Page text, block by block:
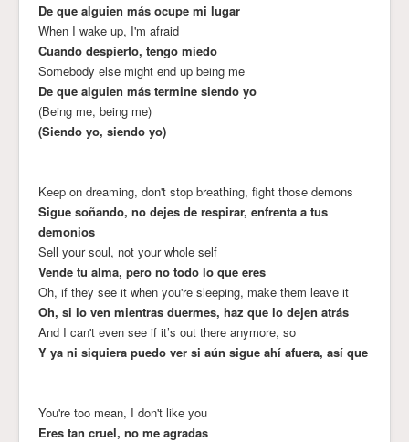
De que alguien más ocupe mi lugar
When I wake up, I'm afraid
Cuando despierto, tengo miedo
Somebody else might end up being me
De que alguien más termine siendo yo
(Being me, being me)
(Siendo yo, siendo yo)
Keep on dreaming, don't stop breathing, fight those demons
Sigue soñando, no dejes de respirar, enfrenta a tus
demonios
Sell your soul, not your whole self
Vende tu alma, pero no todo lo que eres
Oh, if they see it when you're sleeping, make them leave it
Oh, si lo ven mientras duermes, haz que lo dejen atrás
And I can't even see if it’s out there anymore, so
Y ya ni siquiera puedo ver si aún sigue ahí afuera, así que
You're too mean, I don't like you
Eres tan cruel, no me agradas